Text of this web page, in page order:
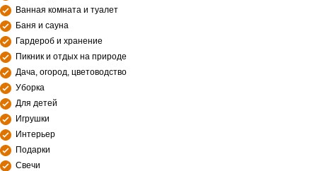
Ванная комната и туалет
Баня и сауна
Гардероб и хранение
Пикник и отдых на природе
Дача, огород, цветоводство
Уборка
Для детей
Игрушки
Интерьер
Подарки
Свечи